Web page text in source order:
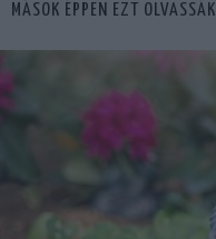
MÁSOK ÉPPEN EZT OLVASSÁK